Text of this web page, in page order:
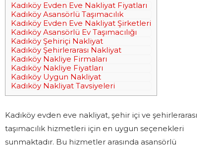
Kadıköy Evden Eve Nakliyat Fiyatları
Kadıköy Asansörlü Taşımacılık
Kadıköy Evden Eve Nakliyat Şirketleri
Kadıköy Asansörlü Ev Taşımacılığı
Kadıköy Şehiriçi Nakliyat
Kadıköy Şehirlerarası Nakliyat
Kadıköy Nakliye Firmaları
Kadıköy Nakliye Fiyatları
Kadıköy Uygun Nakliyat
Kadıköy Nakliyat Tavsiyeleri
Kadıköy evden eve nakliyat, şehir içi ve şehirlerarası
taşımacılık hizmetleri için en uygun seçenekleri
sunmaktadır. Bu hizmetler arasında asansörlü